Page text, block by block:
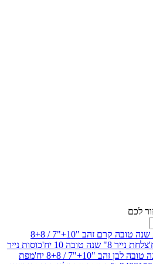
סט צלחות שנה טובה קרם זהב "10+"7 / 8+8
כוסות נייר
יח'
מפת